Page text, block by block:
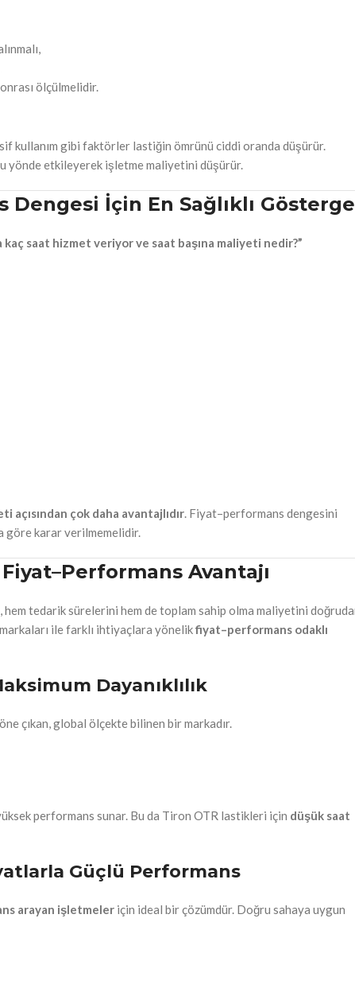
ölçülmelidir.
kullanım gibi faktörler lastiğin ömrünü ciddi oranda düşürür.
yönde etkileyerek işletme maliyetini düşürür.
Dengesi İçin En Sağlıklı Gösterge
kaç saat hizmet veriyor ve saat başına maliyeti nedir?”
açısından çok daha avantajlıdır. Fiyat–performans dengesini
göre karar verilmemelidir.
Avantajı
tedarik sürelerini hem de toplam sahip olma maliyetini
markaları ile farklı ihtiyaçlara yönelikfiyat–performans odaklı
Dayanıklılık
çıkan, global ölçekte bilinen bir markadır.
performans sunar. Bu da Tiron OTR lastikleri için düşük saat
Güçlü Performans
arayan işletmeler için ideal bir çözümdür. Doğru sahaya uygun